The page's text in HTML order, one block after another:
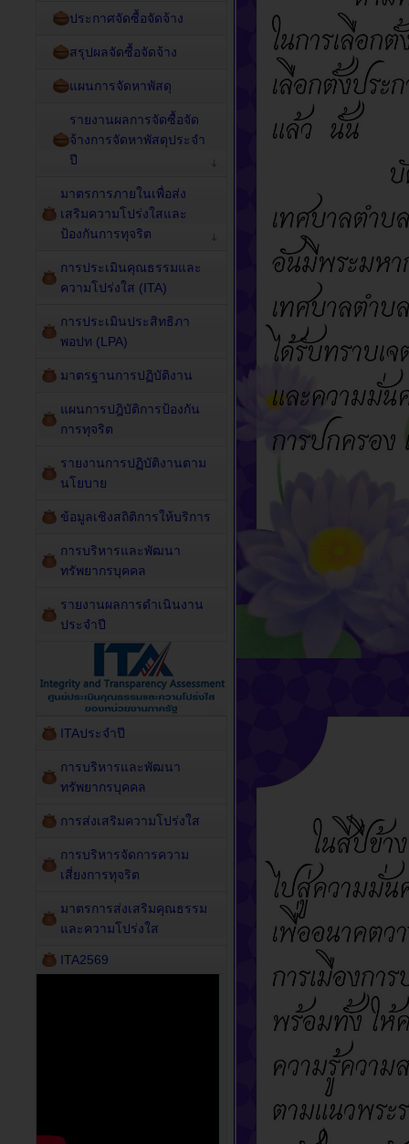
ประกาศจัดซื้อจัดจ้าง
สรุปผลจัดซื้อจัดจ้าง
แผนการจัดหาพัสดุ
รายงานผลการจัดซื้อจัด
จ้างการจัดหาพัสดุประจำ
ปี
มาตรการภายในเพื่อส่ง
เสริมความโปร่งใสและ
ป้องกันการทุจริต
การประเมินคุณธรรมและ
ความโปร่งใส (ITA)
การประเมินประสิทธิภา
พอปท (LPA)
มาตรฐานการปฏิบัติงาน
แผนการปฎิบัติการป้องกัน
การทุจริต
รายงานการปฏิบัติงานตาม
นโยบาย
ข้อมูลเชิงสถิติการให้บริการ
การบริหารและพัฒนา
ทรัพยากรบุคคล
รายงานผลการดำเนินงาน
ประจำปี
ITAประจำปี
การบริหารและพัฒนา
ทรัพยากรบุคคล
การส่งเสริมความโปร่งใส
การบริหารจัดการความ
เสี่ยงการทุจริต
มาตรการส่งเสริมคุณธรรม
และความโปร่งใส
ITA2569